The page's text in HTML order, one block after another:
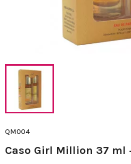
QM004
Caso Girl Million 37 ml